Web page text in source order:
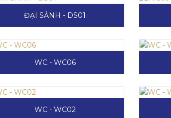
ĐẠI SẢNH - DS01
WC - WC06
WC - WC02